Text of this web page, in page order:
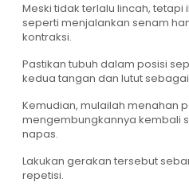
Meski tidak terlalu lincah,
seperti menjalankan senam
kontraksi.
Pastikan tubuh dalam posisi
kedua tangan dan lutut
Kemudian, mulailah menahan
mengembungkannya kembali
napas.
Lakukan gerakan tersebut
repetisi.